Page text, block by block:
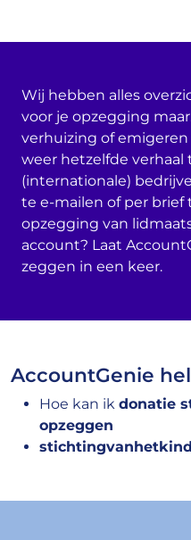
Wij hebben alles
voor je opzegging
verhuizing of
weer hetzelfde
(internationale)
te e-mailen of per brief
opzegging van
account? Laat
zeggen in een keer.
AccountGenie
Hoe kan ik donatie
opzeggen